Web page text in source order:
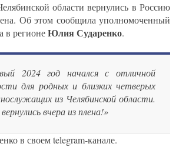
области вернулись в Россию
Об этом сообщила уполномоченный
в регионеЮлия Сударенко.
2024 год начался с отличной
для родных и близких четверых
из Челябинской области.
вчера из плена!»
в своем telegram-канале.